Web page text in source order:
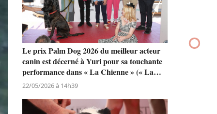
Le prix Palm Dog 2026 du meilleur acteur
canin est décerné à Yuri pour sa touchante
performance dans « La Chienne » (« La
Perra ») de Dominga Sotomayor
22/05/2026 à 14h39